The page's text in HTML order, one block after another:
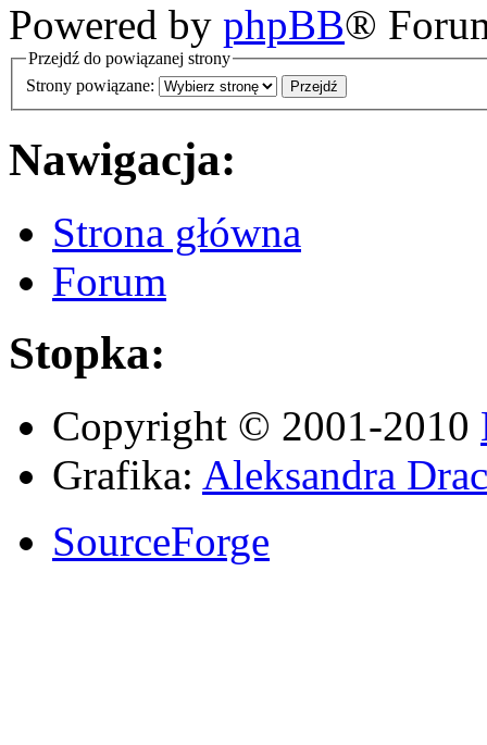
Powered by phpBB®
Przejdź do powiązanej strony
Strony powiązane:
Nawigacja:
Strona główna
Forum
Stopka:
Copyright © 2001-2010
Grafika: Aleksandra
SourceForge